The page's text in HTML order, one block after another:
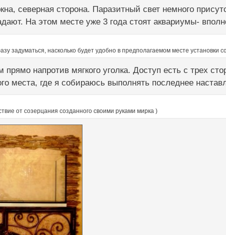
северная сторона. Паразитный свет немного
На этом месте уже 3 года стоят аквариумы-
задуматься, насколько будет удобно в предполагаемом месте установки
напротив мягкого уголка. Доступ есть с трех
места, где я собираюсь выполнять последнее
от созерцания созданного своими руками мирка )